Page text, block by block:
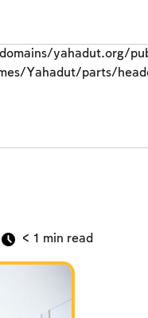
yahadut.org/
Yahadut/parts/
< 1 min read